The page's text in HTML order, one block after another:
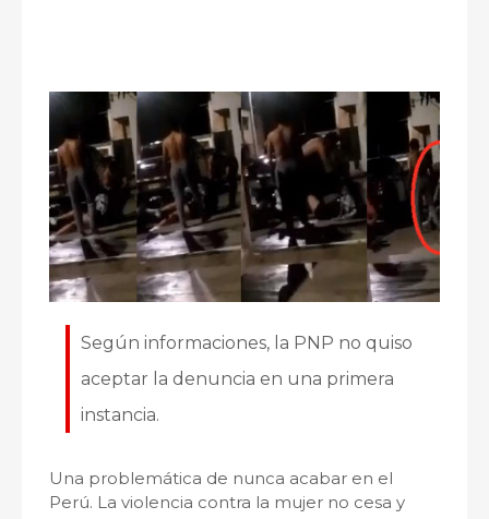
Según informaciones, la PNP no quiso
aceptar la denuncia en una primera
instancia.
Una problemática de nunca acabar en el
Perú. La violencia contra la mujer no cesa y